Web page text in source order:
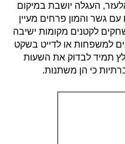
העגלה יושבת במיקום
גשר והמון פרחים מעיין
לקטנים מקומות ישיבה
למשפחות או לדייט בשקט
תמיד לבדוק את השעות
כי הן משתנות.